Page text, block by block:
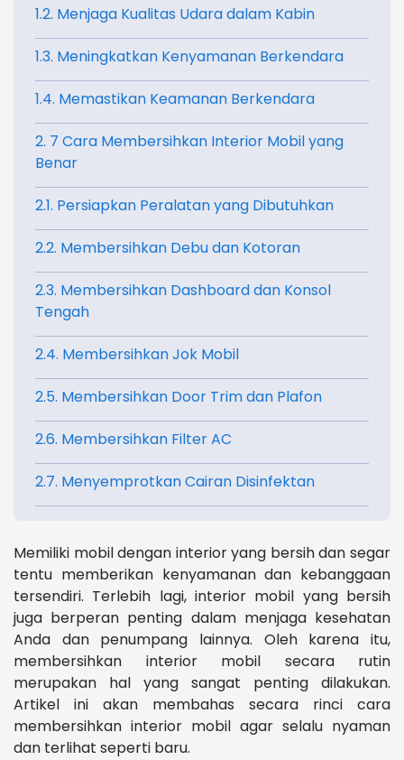
1.2. Menjaga Kualitas Udara dalam Kabin
1.3. Meningkatkan Kenyamanan Berkendara
1.4. Memastikan Keamanan Berkendara
2. 7 Cara Membersihkan Interior Mobil yang
Benar
2.1. Persiapkan Peralatan yang Dibutuhkan
2.2. Membersihkan Debu dan Kotoran
2.3. Membersihkan Dashboard dan Konsol
Tengah
2.4. Membersihkan Jok Mobil
2.5. Membersihkan Door Trim dan Plafon
2.6. Membersihkan Filter AC
2.7. Menyemprotkan Cairan Disinfektan
Memiliki mobil dengan interior yang bersih dan segar
tentu memberikan kenyamanan dan kebanggaan
tersendiri. Terlebih lagi, interior mobil yang bersih
juga berperan penting dalam menjaga kesehatan
Anda dan penumpang lainnya. Oleh karena itu,
membersihkan interior mobil secara rutin
merupakan hal yang sangat penting dilakukan.
Artikel ini akan membahas secara rinci cara
membersihkan interior mobil agar selalu nyaman
dan terlihat seperti baru.